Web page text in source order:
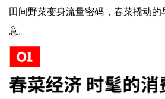
田间野菜变身流量密码，春菜撬动
意。